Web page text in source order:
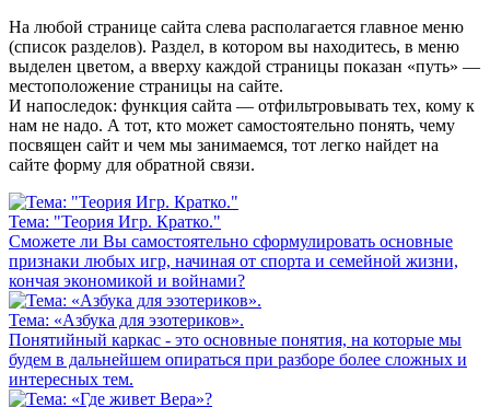
На любой странице сайта слева располагается главное меню
(список разделов). Раздел, в котором вы находитесь, в меню
выделен цветом, а вверху каждой страницы показан «путь» —
местоположение страницы на сайте.
И напоследок: функция сайта — отфильтровывать тех, кому к
нам не надо. А тот, кто может самостоятельно понять, чему
посвящен сайт и чем мы занимаемся, тот легко найдет на
сайте форму для обратной связи.
Тема: "Теория Игр. Кратко."
Сможете ли Вы самостоятельно сформулировать основные
признаки любых игр, начиная от спорта и семейной жизни,
кончая экономикой и войнами?
Тема: «Азбука для эзотериков».
Понятийный каркас - это основные понятия, на которые мы
будем в дальнейшем опираться при разборе более сложных и
интересных тем.